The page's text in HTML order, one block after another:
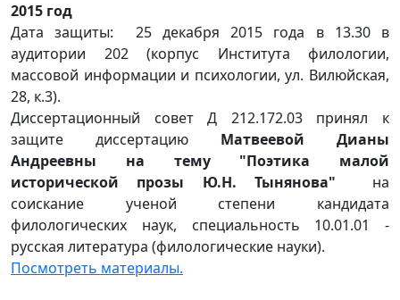
2015 год
Дата защиты: 25 декабря 2015 года в 13.30 в
аудитории 202 (корпус Института филологии,
массовой информации и психологии, ул. Вилюйская,
28, к.3).
Диссертационный совет Д 212.172.03 принял к
защите диссертацию Матвеевой Дианы
Андреевны на тему "Поэтика малой
исторической прозы Ю.Н. Тынянова" на
соискание ученой степени кандидата
филологических наук, специальность 10.01.01 -
русская литература (филологические науки).
Посмотреть материалы.